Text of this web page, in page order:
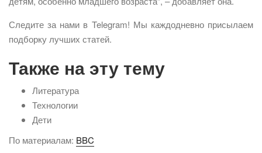
Следите за нами в Telegram! Мы каждодневно присылаем
подборку лучших статей.
Также на эту тему
Литература
Технологии
Дети
По материалам: BBC